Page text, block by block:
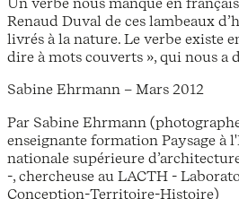
Renaud Duval de ces lambeaux
livrés à la nature. Le verbe existe
dire à mots couverts », qui nous a
Sabine Ehrmann – Mars 2012
Par Sabine Ehrmann
enseignante formation Paysage à
nationale supérieure
-, chercheuse au LACTH -
Conception-Territoire-Histoire)